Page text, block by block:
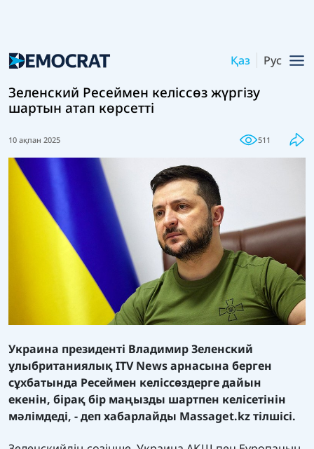
Қаз Рус
Зеленский Ресеймен келіссөз жүргізу
шартын атап көрсетті
10 ақпан 2025 511
Украина президенті Владимир Зеленский
ұлыбританиялық ITV News арнасына берген
сұхбатында Ресеймен келіссөздерге дайын
екенін, бірақ бір маңызды шартпен келісетінін
мәлімдеді, - деп хабарлайды Massaget.kzтілшісі.